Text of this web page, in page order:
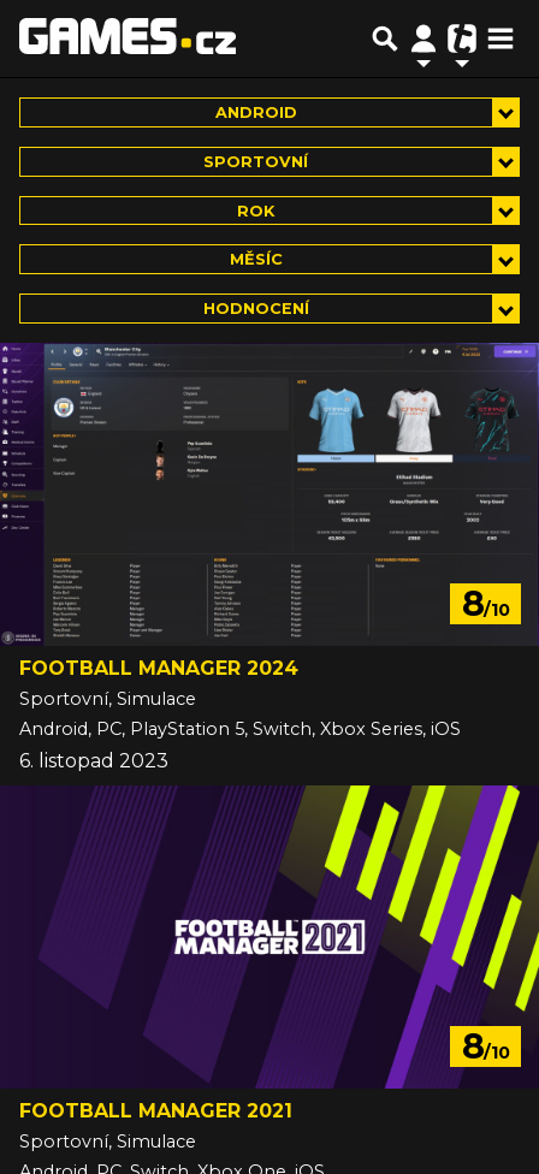
ANDROID
SPORTOVNÍ
ROK
MĚSÍC
HODNOCENÍ
8/10
FOOTBALL MANAGER 2024
Sportovní, Simulace
Android, PC, PlayStation 5, Switch, Xbox Series, iOS
6. listopad 2023
8/10
FOOTBALL MANAGER 2021
Sportovní, Simulace